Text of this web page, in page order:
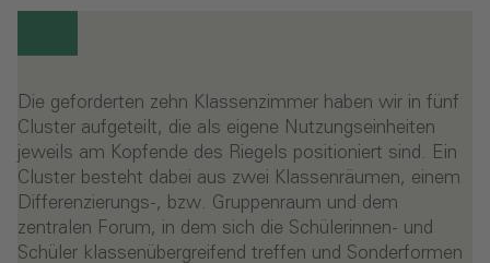
Die geforderten zehn Klassenzimmer haben wir in fünf
Cluster aufgeteilt, die als eigene Nutzungseinheiten
jeweils am Kopfende des Riegels positioniert sind. Ein
Cluster besteht dabei aus zwei Klassenräumen, einem
Differenzierungs-, bzw. Gruppenraum und dem
zentralen Forum, in dem sich die Schülerinnen- und
Schüler klassenübergreifend treffen und Sonderformen